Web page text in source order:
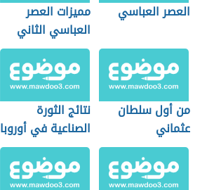
العصر العباسي
مميزات العصر
العباسي الثاني
من أول سلطان
عثماني
نتائج الثورة
الصناعية في أوروبا